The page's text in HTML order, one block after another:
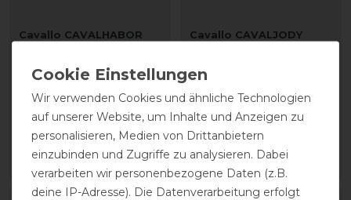
Cavallo CAVALHABOR
Streichkappen
39,90 € *
Paar
Cavallo CAVALJODY
39,90 € *
1 Paar
Wir verwenden Cookies und ähnliche Technologien
auf unserer Website, um Inhalte und Anzeigen zu
personalisieren, Medien von Drittanbietern
einzubinden und Zugriffe zu analysieren. Dabei
verarbeiten wir personenbezogene Daten (z.B.
deine IP-Adresse). Die Datenverarbeitung erfolgt